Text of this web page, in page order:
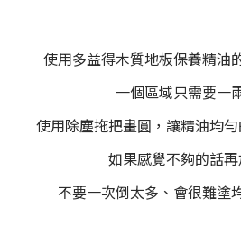
使用多益得木質地板保養精油
一個區域只需要一
使用除塵拖把畫圓，讓精油均
如果感覺不夠的話
不要一次倒太多、會很難塗